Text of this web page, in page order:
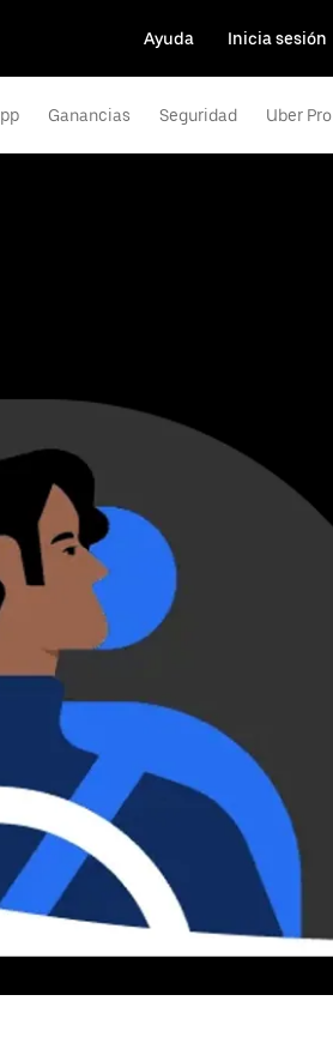
Ayuda Inicia sesión
Ganancias Seguridad Uber Pro